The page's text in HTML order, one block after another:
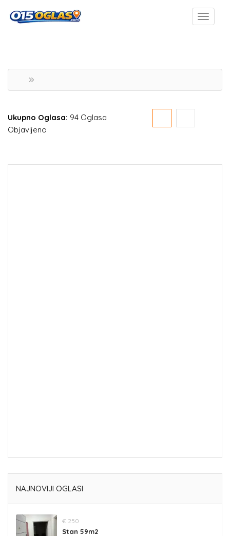
Ukupno Oglasa: 94 Oglasa
Objavljeno
NAJNOVIJI OGLASI
€ 250
Stan 59m2